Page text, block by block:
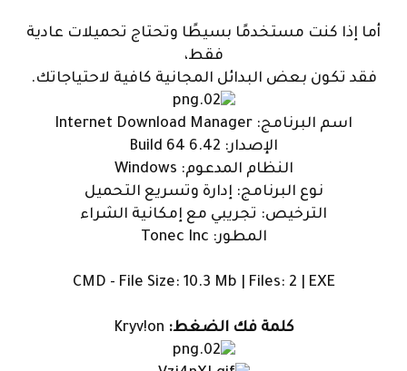
أما إذا كنت مستخدمًا بسيطًا وتحتاج تحميلات عادية
فقط،
فقد تكون بعض البدائل المجانية كافية لاحتياجاتك.
اسم البرنامج: Internet Download Manager
الإصدار: 6.42 Build 64
النظام المدعوم: Windows
نوع البرنامج: إدارة وتسريع التحميل
الترخيص: تجريبي مع إمكانية الشراء
المطور: Tonec Inc
CMD - File Size: 10.3 Mb | Files: 2 | EXE
كلمة فك الضغط: